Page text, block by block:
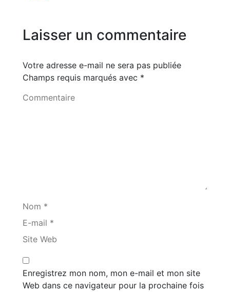
Laisser un commentaire
Votre adresse e-mail ne sera pas publiée
Champs requis marqués avec *
Commentaire
Nom *
E-mail *
Site Web
Enregistrez mon nom, mon e-mail et mon site
Web dans ce navigateur pour la prochaine fois